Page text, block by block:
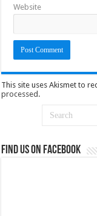
Website
This site uses Akismet to
processed.
Find us on Facebook